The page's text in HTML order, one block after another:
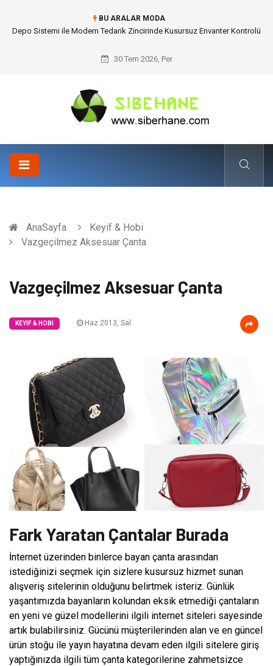
BU ARALAR MODA
Depo Sistemi ile Modern Tedarik Zincirinde Kusursuz Envanter Kontrolü
30 Tem 2026, Per
AnaSayfa
Keyif & Hobi
Vazgeçilmez Aksesuar Çanta
Vazgeçilmez Aksesuar Çanta
KEYIF & HOBI Haz 2013, Sal
Fark Yaratan Çantalar Burada
İnternet üzerinden binlerce bayan çanta arasından
istediğinizi seçmek için sizlere kusursuz hizmet sunan
alışveriş sitelerinin olduğunu belirtmek isteriz. Günlük
yaşantımızda bayanların kolundan eksik etmediği çantaların
en yeni ve güzel modellerini ilgili internet siteleri sayesinde
artık bulabilirsiniz. Gücünü müşterilerinden alan ve en güncel
ürün stoğu ile yayın hayatına devam eden ilgili sitelere giriş
yaptığınızda ilgili tüm çanta kategorilerine zahmetsizce